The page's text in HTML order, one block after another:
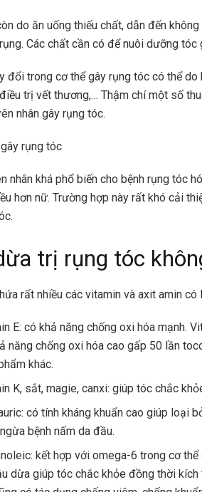
do ăn uống thiếu chất, dẫn đến
Các chất cần có để nuôi dưỡng tóc
đổi trong cơ thể gây rụng tóc có thể
trị vết thương,… Thậm chí một số
nhân gây rụng tóc.
rụng tóc
nhân khá phổ biến cho bệnh rụng tóc
hơn nữ. Trường hợp này rất khó cải
trị rụng tóc
rất nhiều các vitamin và axit amin
E: có khả năng chống oxi hóa mạnh.
năng chống oxi hóa cao gấp 50 lần
khác.
K, sắt, magie, canxi: giúp tóc chắc
có tính kháng khuẩn cao giúp loại
bệnh nấm da đầu.
kết hợp với omega-6 trong cơ
dừa giúp tóc chắc khỏe đồng thời